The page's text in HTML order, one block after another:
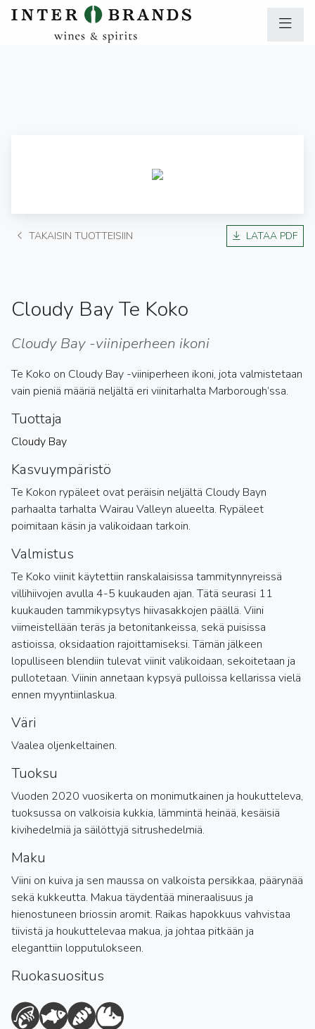
TAKAISIN TUOTTEISIIN LATAA PDF
Cloudy Bay Te Koko
Cloudy Bay -viiniperheen ikoni
Te Koko on Cloudy Bay -viiniperheen ikoni, jota valmistetaan
vain pieniä määriä neljältä eri viinitarhalta Marborough’ssa.
Tuottaja
Cloudy Bay
Kasvuympäristö
Te Kokon rypäleet ovat peräisin neljältä Cloudy Bayn
parhaalta tarhalta Wairau Valleyn alueelta. Rypäleet
poimitaan käsin ja valikoidaan tarkoin.
Valmistus
Te Koko viinit käytettiin ranskalaisissa tammitynnyreissä
villihiivojen avulla 4-5 kuukauden ajan. Tätä seurasi 11
kuukauden tammikypsytys hiivasakkojen päällä. Viini
viimeistellään teräs ja betonitankeissa, sekä puisissa
astioissa, oksidaation rajoittamiseksi. Tämän jälkeen
lopulliseen blendiin tulevat viinit valikoidaan, sekoitetaan ja
pullotetaan. Viinin annetaan kypsyä pulloissa kellarissa vielä
ennen myyntiinlaskua.
Väri
Vaalea oljenkeltainen.
Tuoksu
Vuoden 2020 vuosikerta on monimutkainen ja houkutteleva,
tuoksussa on valkoisia kukkia, lämmintä heinää, kesäisiä
kivihedelmiä ja säilöttyjä sitrushedelmiä.
Maku
Viini on kuiva ja sen maussa on valkoista persikkaa, päärynää
sekä kukkeutta. Makua täydentää mineraalisuus ja
hienostuneen briossin aromit. Raikas hapokkuus vahvistaa
tiivistä ja houkuttelevaa makua, ja johtaa pitkään ja
eleganttiin lopputulokseen.
Ruokasuositus